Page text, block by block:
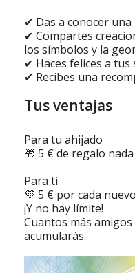
✔ Das a conocer
✔ Compartes
los símbolos y la
✔ Haces felices a tus
✔ Recibes una
Tus ventajas
Para tu ahijado
🎁 5 € de regalo
Para ti
💜 5 € por cada
¡Y no hay límite!
Cuantos más
acumularás.